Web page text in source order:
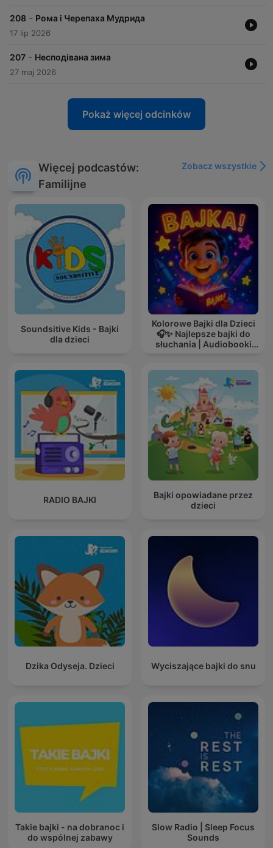
208 - Рома і Черепаха Мудрида
17 lip 2026
207 - Несподівана зима
27 maj 2026
Pokaż więcej odcinków
Więcej podcastów:
Familijne
Zobacz wszystkie
Soundsitive Kids - Bajki
dla dzieci
Kolorowe Bajki dla Dzieci
🎧✨ Najlepsze bajki do
słuchania | Audiobooki
RADIO BAJKI
Bajki opowiadane przez
dzieci
Dzika Odyseja. Dzieci Wyciszające bajki do snu
Takie bajki - na dobranoc i
do wspólnej zabawy
Slow Radio | Sleep Focus
Sounds